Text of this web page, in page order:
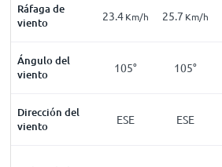
Ráfaga de
viento
23.4Km/h 25.7 Km/h
Ángulo del
viento
105° 105°
Dirección del
viento
ESE ESE